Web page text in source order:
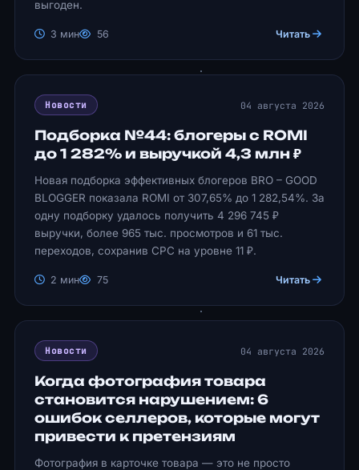
выгоден.
3 мин 56 Читать
Новости 04 августа 2026
Подборка №44: блогеры с ROMI
до 1 282% и выручкой 4,3 млн ₽
Новая подборка эффективных блогеров BRO – GOOD
BLOGGER показала ROMI от 307,65% до 1 282,54%. За
одну подборку удалось получить 4 296 745 ₽
выручки, более 965 тыс. просмотров и 61 тыс.
переходов, сохранив CPC на уровне 11 ₽.
2 мин 75 Читать
Новости 04 августа 2026
Когда фотография товара
становится нарушением: 6
ошибок селлеров, которые могут
привести к претензиям
Фотография в карточке товара — это не просто